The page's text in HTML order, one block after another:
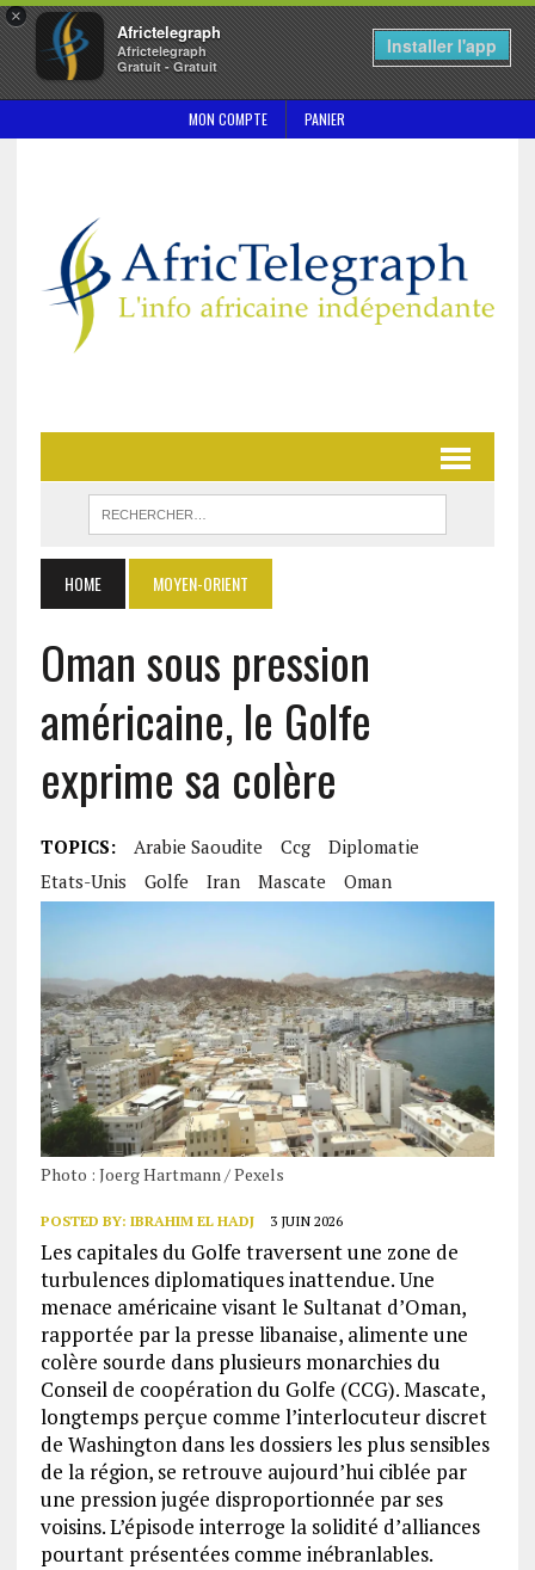
×
Africtelegraph
Africtelegraph
Gratuit - Gratuit
Installer l'app
MON COMPTE PANIER
HOME MOYEN-ORIENT
Oman sous pression
américaine, le Golfe
exprime sa colère
TOPICS: Arabie Saoudite Ccg
Diplomatie
Etats-Unis
Golfe Iran Mascate Oman
Photo : Joerg Hartmann / Pexels
POSTED BY: IBRAHIM EL HADJ 3 JUIN 2026
Les capitales du Golfe traversent une zone de
turbulences diplomatiques inattendue. Une
menace américaine visant le Sultanat d’Oman,
rapportée par la presse libanaise, alimente une
colère sourde dans plusieurs monarchies du
Conseil de coopération du Golfe (CCG). Mascate,
longtemps perçue comme l’interlocuteur discret
de Washington dans les dossiers les plus sensibles
de la région, se retrouve aujourd’hui ciblée par
une pression jugée disproportionnée par ses
voisins. L’épisode interroge la solidité d’alliances
pourtant présentées comme inébranlables.